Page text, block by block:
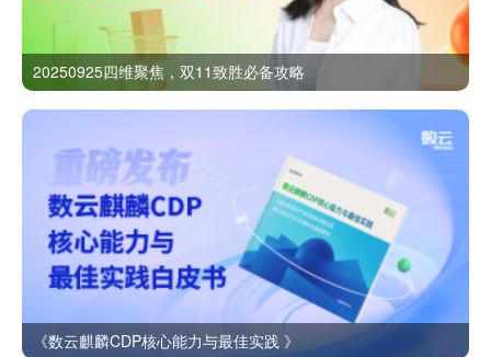
20250925四维聚焦，双11致胜必备攻略
《数云麒麟CDP核心能力与最佳实践 》